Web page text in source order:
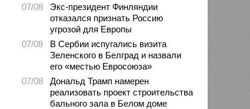
07/08
Экс-президент Финляндии
отказался признать Россию
угрозой для Европы
07/08
В Сербии испугались визита
Зеленского в Белград и назвали
его «местью Евросоюза»
07/08
Дональд Трамп намерен
реализовать проект строительства
бального зала в Белом доме